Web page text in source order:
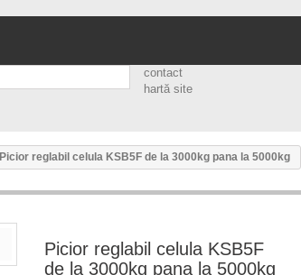
contact
hartă site
Picior reglabil celula KSB5F de la 3000kg pana la 5000kg
Picior reglabil celula KSB5F
de la 3000kg pana la 5000kg